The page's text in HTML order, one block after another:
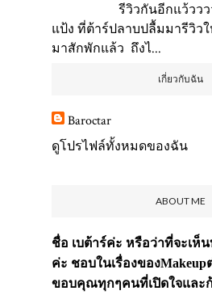
รีวิวกันอีกแว้ววว
แป้ง ที่ต้าร์ปลาบปลื้มมารีวิว
มาสักพักแล้ว ถึงไ...
เกี่ยวกับฉัน
Baroctar
ดูโปรไฟล์ทั้งหมดของฉัน
ABOUT ME
ชื่อ เบต้าร์ค่ะ หรือว่าที่จะเห็
ค่ะ ชอบในเรื่องของMakeup
ขอบคุณทุกๆคนที่เปิดใจและ